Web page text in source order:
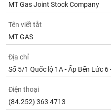
MT Gas Joint Stock Company
Tên viết tắt
MT GAS
Địa chỉ
Số 5/1 Quốc lộ 1A - Ấp Bến Lức 6
Điện thoại
(84.252) 363 4713